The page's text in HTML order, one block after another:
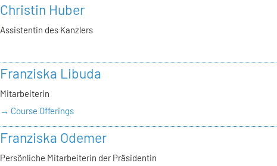
Christin Huber
Assistentin des Kanzlers
Franziska Libuda
Mitarbeiterin
→ Course Offerings
Franziska Odemer
Persönliche Mitarbeiterin der Präsidentin